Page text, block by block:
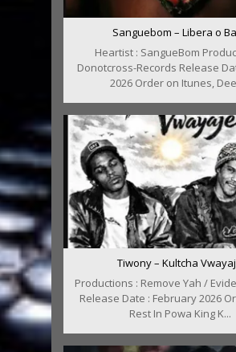
Sanguebom – Libera o
Heartist : SangueBom
Donotcross-Records Release
2026 Order on Itunes,
Tiwony – Kultcha
Productions : Remove Yah /
Release Date : February 2026
Rest In Powa King K...